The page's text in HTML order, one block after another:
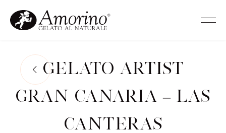
Gelato Artist
Gran Canaria – Las
Canteras